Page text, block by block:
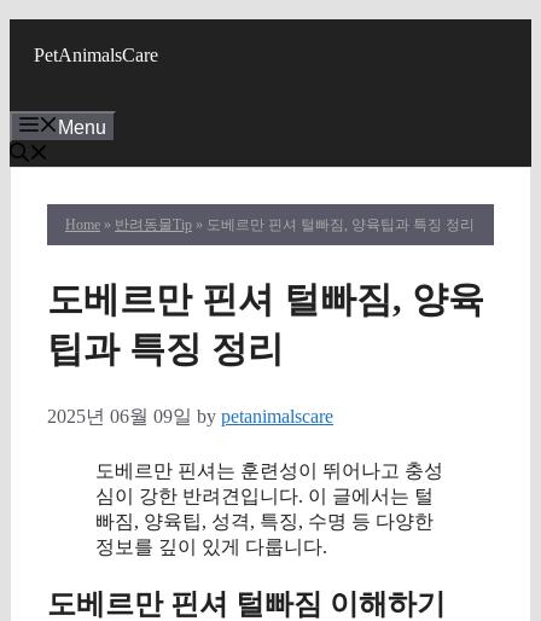
PetAnimalsCare
Menu
Home » 반려동물Tip » 도베르만 핀셔 털빠짐, 양육팁과 특징 정리
도베르만 핀셔 털빠짐, 양육
팁과 특징 정리
2025년 06월 09일 by petanimalscare
도베르만 핀셔는 훈련성이 뛰어나고 충성
심이 강한 반려견입니다. 이 글에서는 털
빠짐, 양육팁, 성격, 특징, 수명 등 다양한
정보를 깊이 있게 다룹니다.
도베르만 핀셔 털빠짐 이해하기